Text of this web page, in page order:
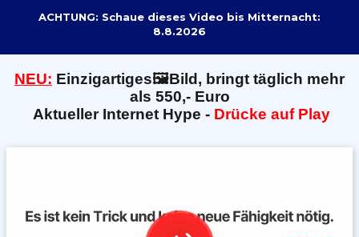
ACHTUNG: Schaue dieses Video bis Mitternacht:
8.8.2026
NEU: Einzigartiges🖼️Bild, bringt täglich mehr
als 550,- Euro
Aktueller Internet Hype - Drücke auf Play